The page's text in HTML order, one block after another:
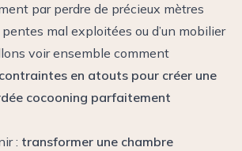
par perdre de précieux mètres
mal exploitées ou d’un mobilier
voir ensemble comment
en atouts pour créer une
cocooning parfaitement
: transformer une chambre